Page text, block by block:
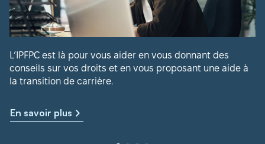
L’IPFPC est là pour vous aider en vous donnant des
conseils sur vos droits et en vous proposant une aide à
la transition de carrière.
En savoir plus